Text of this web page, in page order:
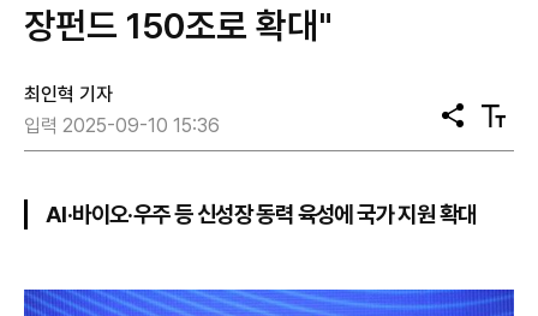
장펀드 150조로 확대"
최인혁 기자
입력 2025-09-10 15:36
공
유
텍
스
AI·바이오·우주 등 신성장 동력 육성에 국가 지원 확대